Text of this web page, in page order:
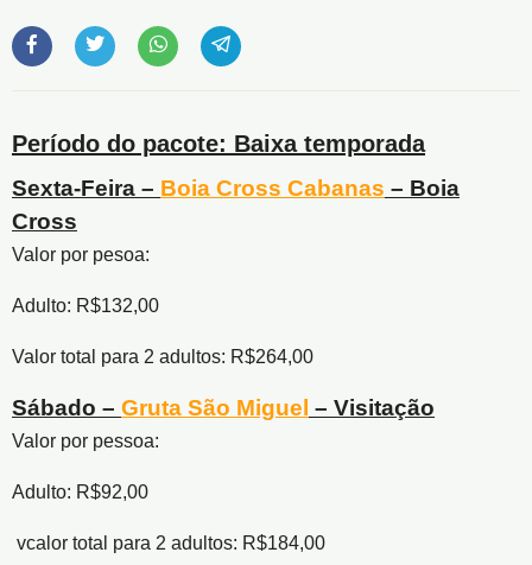
Período do pacote: Baixa temporada
Sexta-Feira – Boia Cross Cabanas – Boia
Cross
Valor por pesoa:
Adulto: R$132,00
Valor total para 2 adultos: R$264,00
Sábado – Gruta São Miguel – Visitação
Valor por pessoa:
Adulto: R$92,00
vcalor total para 2 adultos: R$184,00